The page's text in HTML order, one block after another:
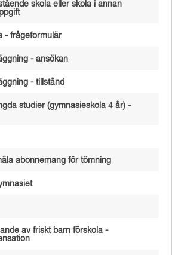
skola eller skola i annan
- frågeformulär
- ansökan
- tillstånd
studier (gymnasieskola 4 år) -
abonnemang för tömning
av friskt barn förskola -